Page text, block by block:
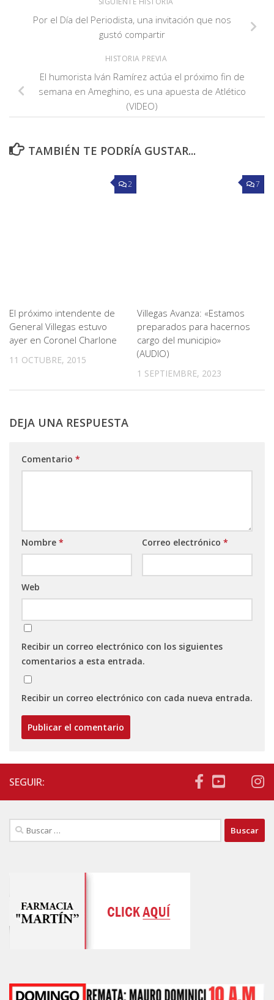
Por el Día del Periodista, una invitación que nos
gustó compartir
HISTORIA PREVIA
El humorista Iván Ramírez actúa el próximo fin de
semana en Ameghino, es una apuesta de Atlético
(VIDEO)
TAMBIÉN TE PODRÍA GUSTAR...
2
El próximo intendente de
General Villegas estuvo
ayer en Coronel Charlone
11 OCTUBRE, 2015
7
Villegas Avanza: «Estamos
preparados para hacernos
cargo del municipio»
(AUDIO)
1 SEPTIEMBRE, 2023
DEJA UNA RESPUESTA
Comentario *
Nombre * Correo electrónico *
Web
Recibir un correo electrónico con los siguientes
comentarios a esta entrada.
Recibir un correo electrónico con cada nueva entrada.
SEGUIR:
Buscar: